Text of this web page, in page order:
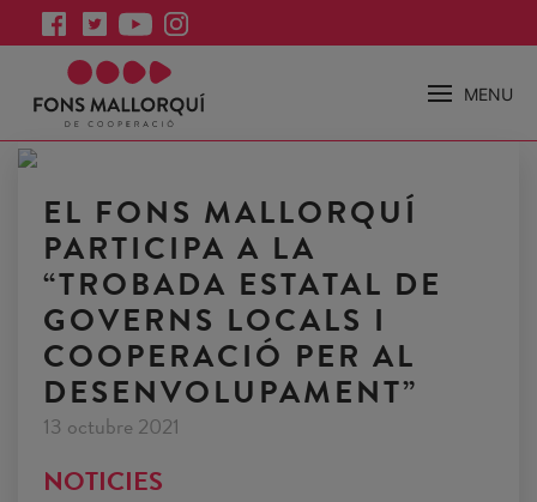
MENU
EL FONS MALLORQUÍ
PARTICIPA A LA
“TROBADA ESTATAL DE
GOVERNS LOCALS I
COOPERACIÓ PER AL
DESENVOLUPAMENT”
13 octubre 2021
NOTICIES